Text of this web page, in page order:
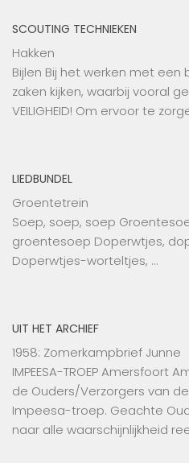
SCOUTING TECHNIEKEN
Hakken
Bijlen Bij het werken met een
zaken kijken, waarbij vooral
VEILIGHEID! Om ervoor te
LIEDBUNDEL
Groentetrein
Soep, soep, soep
groentesoep Doperwtjes,
Doperwtjes-worteltjes, …
UIT HET ARCHIEF
1958: Zomerkampbrief Junne
IMPEESA-TROEP Amersfoort
de Ouders/Verzorgers van
Impeesa-troep. Geachte
naar alle waarschijnlijkheid